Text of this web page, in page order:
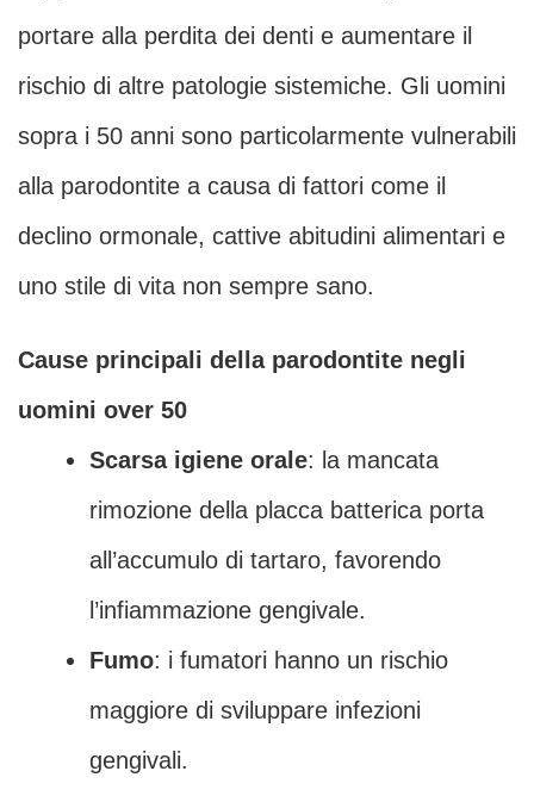
portare alla perdita dei denti e aumentare il
rischio di altre patologie sistemiche. Gli uomini
sopra i 50 anni sono particolarmente vulnerabili
alla parodontite a causa di fattori come il
declino ormonale, cattive abitudini alimentari e
uno stile di vita non sempre sano.
Cause principali della parodontite negli
uomini over 50
Scarsa igiene orale: la mancata
rimozione della placca batterica porta
all’accumulo di tartaro, favorendo
l’infiammazione gengivale.
Fumo: i fumatori hanno un rischio
maggiore di sviluppare infezioni
gengivali.